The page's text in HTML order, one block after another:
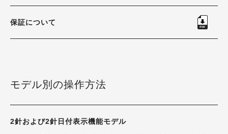
保証について
モデル別の操作方法
2針および2針日付表示機能モデル